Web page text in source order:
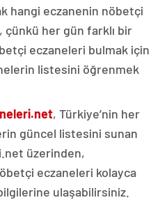
hangi eczanenin nöbetçi
her gün farklı bir
eczaneleri bulmak için
listesini öğrenmek
, Türkiye’nin her
güncel listesini sunan
üzerinden,
eczaneleri kolayca
ulaşabilirsiniz.